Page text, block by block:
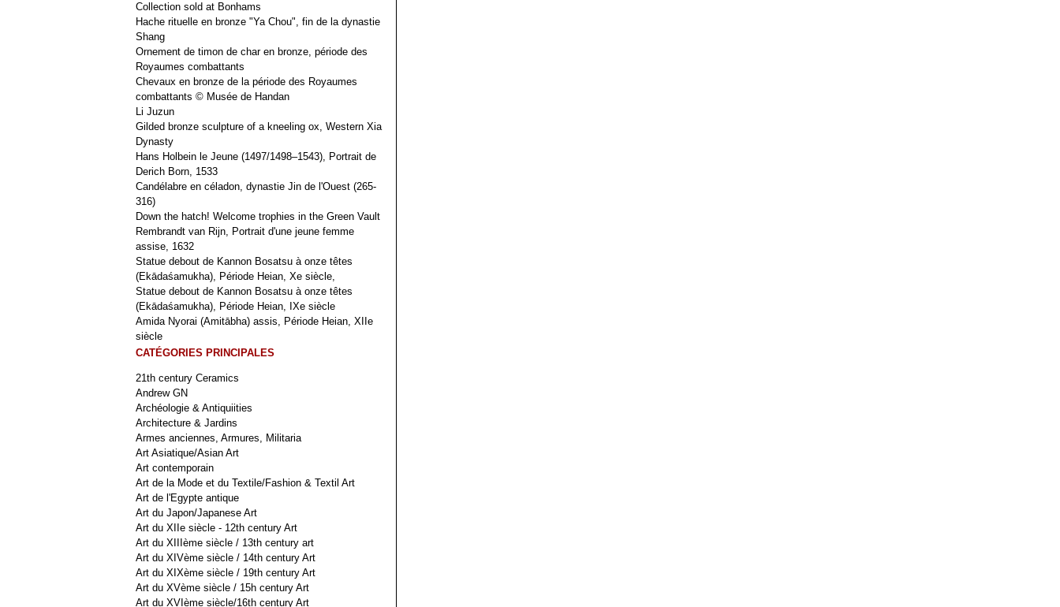
Collection sold at Bonhams
Hache rituelle en bronze "Ya Chou", fin de la dynastie
Shang
Ornement de timon de char en bronze, période des
Royaumes combattants
Chevaux en bronze de la période des Royaumes
combattants © Musée de Handan
Li Juzun
Gilded bronze sculpture of a kneeling ox, Western Xia
Dynasty
Hans Holbein le Jeune (1497/1498–1543), Portrait de
Derich Born, 1533
Candélabre en céladon, dynastie Jin de l'Ouest (265-
316)
Down the hatch! Welcome trophies in the Green Vault
Rembrandt van Rijn, Portrait d'une jeune femme
assise, 1632
Statue debout de Kannon Bosatsu à onze têtes
(Ekādaśamukha), Période Heian, Xe siècle,
Statue debout de Kannon Bosatsu à onze têtes
(Ekādaśamukha), Période Heian, IXe siècle
Amida Nyorai (Amitābha) assis, Période Heian, XIIe
siècle
CATÉGORIES PRINCIPALES
21th century Ceramics
Andrew GN
Archéologie & Antiquiities
Architecture & Jardins
Armes anciennes, Armures, Militaria
Art Asiatique/Asian Art
Art contemporain
Art de la Mode et du Textile/Fashion & Textil Art
Art de l'Egypte antique
Art du Japon/Japanese Art
Art du XIIe siècle - 12th century Art
Art du XIIIème siècle / 13th century art
Art du XIVème siècle / 14th century Art
Art du XIXème siècle / 19th century Art
Art du XVème siècle / 15h century Art
Art du XVIème siècle/16th century Art